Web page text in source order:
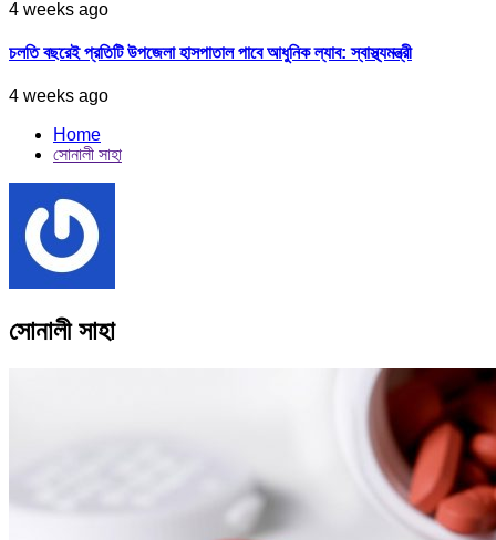
4 weeks ago
চলতি বছরেই প্রতিটি উপজেলা হাসপাতাল পাবে আধুনিক ল্যাব: স্বাস্থ্যমন্ত্রী
4 weeks ago
Home
সোনালী সাহা
সোনালী সাহা